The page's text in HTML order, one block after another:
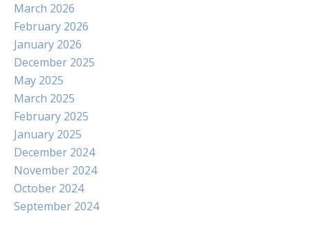
March 2026
February 2026
January 2026
December 2025
May 2025
March 2025
February 2025
January 2025
December 2024
November 2024
October 2024
September 2024